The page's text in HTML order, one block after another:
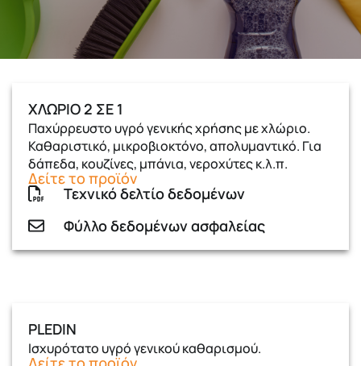
ΧΛΩΡΙΟ 2 ΣΕ 1
Παχύρρευστο υγρό γενικής χρήσης με χλώριο.
Καθαριστικό, μικροβιοκτόνο, απολυμαντικό. Για
δάπεδα, κουζίνες, μπάνια, νεροχύτες κ.λ.π.
Δείτε το προϊόν
Τεχνικό δελτίο δεδομένων
Φύλλο δεδομένων ασφαλείας
PLEDIN
Ισχυρότατο υγρό γενικού καθαρισμού.